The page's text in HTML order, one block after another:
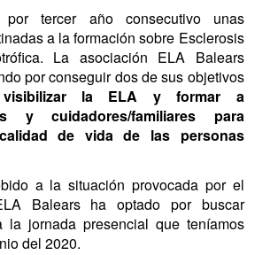
tercer año consecutivo unas
a la formación sobre Esclerosis
La asociación ELA Balears
por conseguir dos de sus objetivos
visibilizar la ELA y formar a
y cuidadores/familiares para
de vida de las personas
a la situación provocada por el
Balears ha optado por buscar
la jornada presencial que teníamos
del 2020.